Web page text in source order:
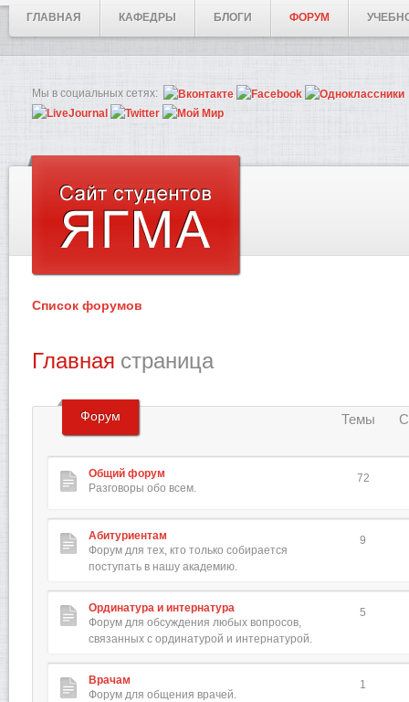
ГЛАВНАЯ КАФЕДРЫ БЛОГИ ФОРУМ
Мы в социальных сетях:
Список форумов
Главная страница
Форум Темы
Общий форум
Разговоры обо всем.
72
Абитуриентам
Форум для тех, кто только собирается
поступать в нашу академию.
9
Ординатура и интернатура
Форум для обсуждения любых вопросов,
связанных с ординатурой и интернатурой.
5
Врачам
Форум для общения врачей.
1